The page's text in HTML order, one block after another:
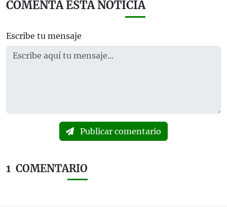
COMENTA ESTA NOTICIA
Escribe tu mensaje
Publicar comentario
1 COMENTARIO